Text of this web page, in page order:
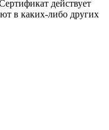
действует
в каких-либо других